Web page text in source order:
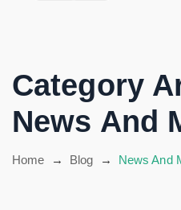
Category
News And
Home → Blog → News And